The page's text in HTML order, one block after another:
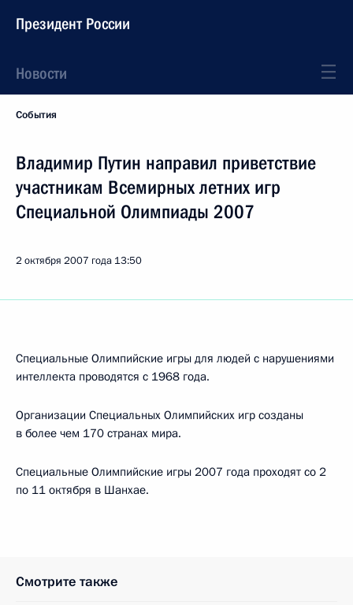
Президент России
Новости
События
Владимир Путин направил приветствие
участникам Всемирных летних игр
Специальной Олимпиады 2007
2 октября 2007 года 13:50
Специальные Олимпийские игры для людей с нарушениями
интеллекта проводятся с 1968 года.
Организации Специальных Олимпийских игр созданы
в более чем 170 странах мира.
Специальные Олимпийские игры 2007 года проходят со 2
по 11 октября в Шанхае.
Смотрите также